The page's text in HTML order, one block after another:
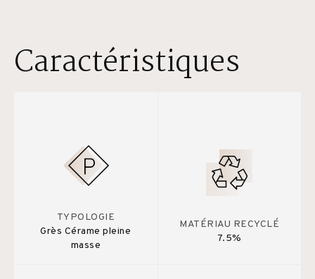
Caractéristiques
TYPOLOGIE
Grès Cérame pleine
masse
MATÉRIAU RECYCLÉ
7.5%